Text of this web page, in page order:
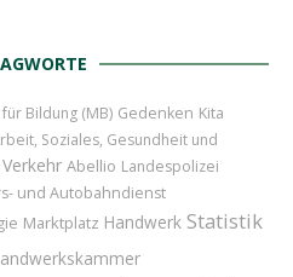
Bildung (MB) Gedenken Kita
Soziales, Gesundheit und
Verkehr Abellio Landespolizei
und Autobahndienst
Marktplatz Handwerk Statistik